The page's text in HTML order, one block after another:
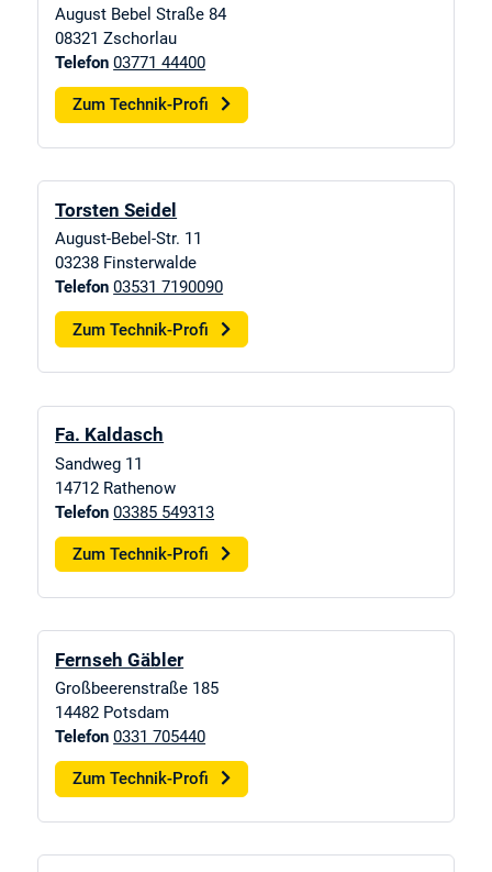
August Bebel Straße 84
08321 Zschorlau
Telefon 03771 44400
Zum Technik-Profi
Torsten Seidel
August-Bebel-Str. 11
03238 Finsterwalde
Telefon 03531 7190090
Zum Technik-Profi
Fa. Kaldasch
Sandweg 11
14712 Rathenow
Telefon 03385 549313
Zum Technik-Profi
Fernseh Gäbler
Großbeerenstraße 185
14482 Potsdam
Telefon 0331 705440
Zum Technik-Profi